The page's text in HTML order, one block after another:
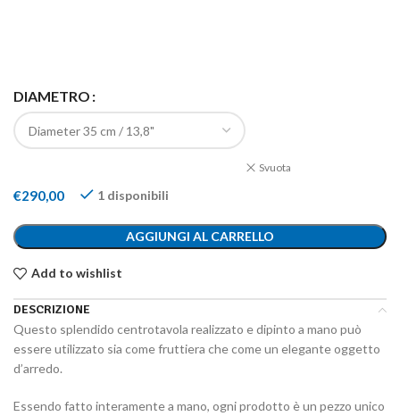
DIAMETRO
Svuota
€290,00 1 disponibili
AGGIUNGI AL CARRELLO
Add to wishlist
DESCRIZIONE
Questo splendido centrotavola realizzato e dipinto a mano può
essere utilizzato sia come fruttiera che come un elegante oggetto
d’arredo.
Essendo fatto interamente a mano, ogni prodotto è un pezzo unico